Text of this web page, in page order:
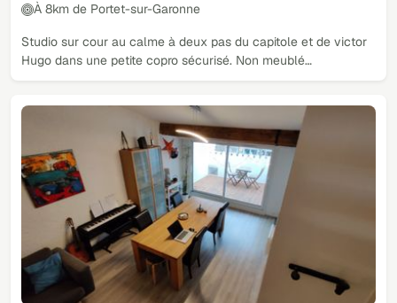
À 8km de Portet-sur-Garonne
Studio sur cour au calme à deux pas du capitole et de victor
Hugo dans une petite copro sécurisé. Non meublé…